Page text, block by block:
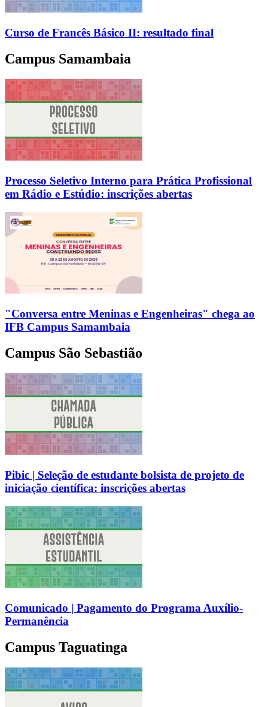
Curso de Francês Básico II: resultado final
Campus Samambaia
Processo Seletivo Interno para Prática Profissional
em Rádio e Estúdio: inscrições abertas
"Conversa entre Meninas e Engenheiras" chega ao
IFB Campus Samambaia
Campus São Sebastião
Pibic | Seleção de estudante bolsista de projeto de
iniciação científica: inscrições abertas
Comunicado | Pagamento do Programa Auxílio-
Permanência
Campus Taguatinga